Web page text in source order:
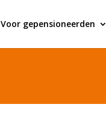
Voor gepensioneerden